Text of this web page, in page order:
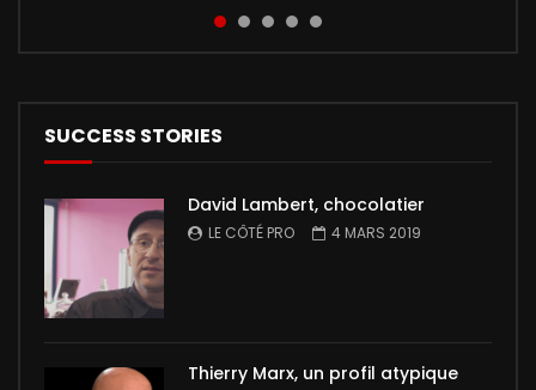
Découvrez maintenant l...
SUCCESS STORIES
David Lambert, chocolatier
LE CÔTÉ PRO 4 MARS 2019
Thierry Marx, un profil atypique